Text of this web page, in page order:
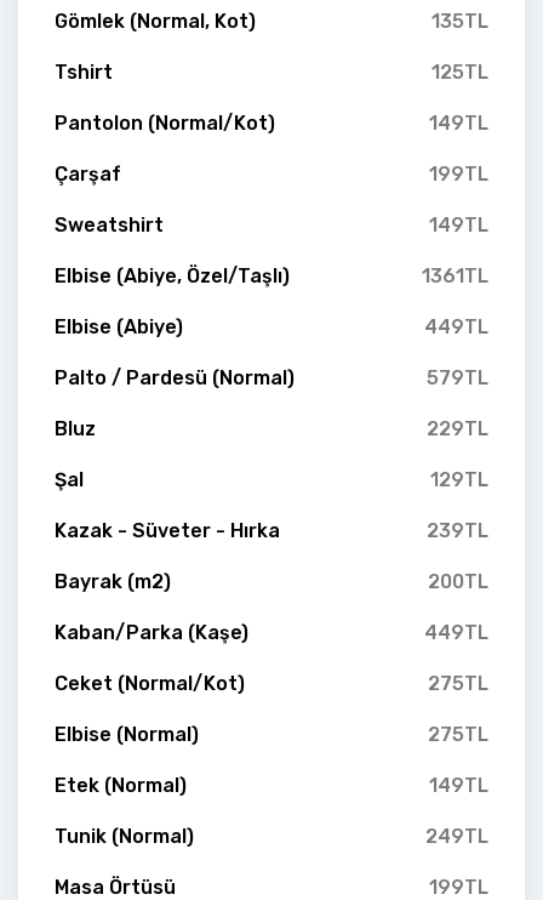
Gömlek (Normal, Kot) 135TL
Tshirt 125TL
Pantolon (Normal/Kot) 149TL
Çarşaf 199TL
Sweatshirt 149TL
Elbise (Abiye, Özel/Taşlı) 1361TL
Elbise (Abiye) 449TL
Palto / Pardesü (Normal) 579TL
Bluz 229TL
Şal 129TL
Kazak - Süveter - Hırka 239TL
Bayrak (m2) 200TL
Kaban/Parka (Kaşe) 449TL
Ceket (Normal/Kot) 275TL
Elbise (Normal) 275TL
Etek (Normal) 149TL
Tunik (Normal) 249TL
Masa Örtüsü 199TL